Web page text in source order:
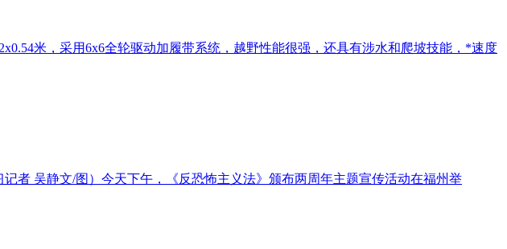
米，采用6x6全轮驱动加履带系统，越野性能很强，还具有涉水和爬坡技能，*速度
吴静文/图）今天下午，《反恐怖主义法》颁布两周年主题宣传活动在福州举